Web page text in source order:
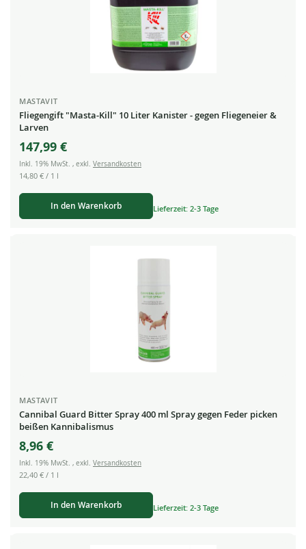
MASTAVIT
Fliegengift "Masta-Kill" 10 Liter Kanister - gegen Fliegeneier &
Larven
147,99 €
Inkl. 19% MwSt. , exkl. Versandkosten
14,80 € / 1 l
In den Warenkorb Lieferzeit: 2-3 Tage
MASTAVIT
Cannibal Guard Bitter Spray 400 ml Spray gegen Feder picken
beißen Kannibalismus
8,96 €
Inkl. 19% MwSt. , exkl. Versandkosten
22,40 € / 1 l
In den Warenkorb Lieferzeit: 2-3 Tage